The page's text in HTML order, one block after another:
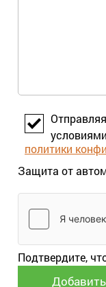
условиями
политики
Защита от
Подтвердите,